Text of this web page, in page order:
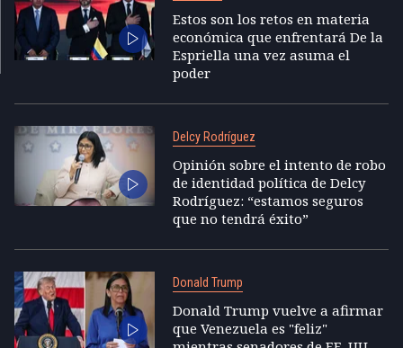
Estos son los retos en materia
económica que enfrentará De la
Espriella una vez asuma el
poder
Delcy Rodríguez
Opinión sobre el intento de robo
de identidad política de Delcy
Rodríguez: “estamos seguros
que no tendrá éxito”
Donald Trump
Donald Trump vuelve a afirmar
que Venezuela es "feliz"